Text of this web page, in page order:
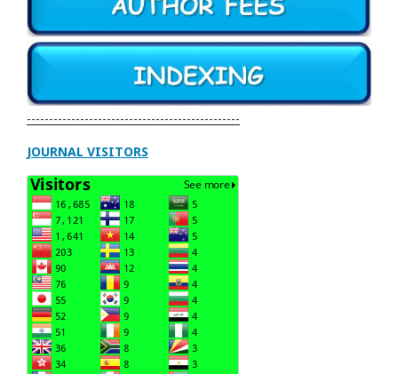
------------------------------------------------
JOURNAL VISITORS